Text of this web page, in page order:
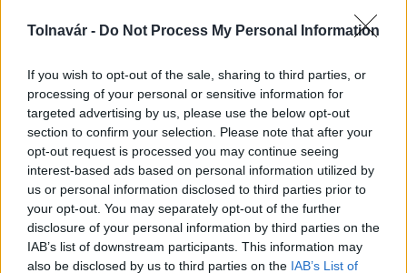
Tolnavár - Do Not Process My Personal Information
If you wish to opt-out of the sale, sharing to third parties, or
processing of your personal or sensitive information for
targeted advertising by us, please use the below opt-out
section to confirm your selection. Please note that after your
opt-out request is processed you may continue seeing
interest-based ads based on personal information utilized by
us or personal information disclosed to third parties prior to
your opt-out. You may separately opt-out of the further
disclosure of your personal information by third parties on the
IAB’s list of downstream participants. This information may
also be disclosed by us to third parties on the IAB’s List of
Aktuális
Az atomerőmű egyetlen hatása a környezetre, hogy a
Duna vizét némileg felmelegíti